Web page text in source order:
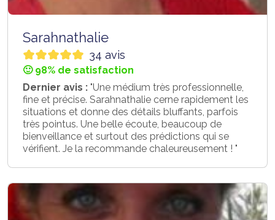
Sarahnathalie
34 avis
🙂 98% de satisfaction
Dernier avis : "Une médium très professionnelle,
fine et précise. Sarahnathalie cerne rapidement les
situations et donne des détails bluffants, parfois
très pointus. Une belle écoute, beaucoup de
bienveillance et surtout des prédictions qui se
vérifient. Je la recommande chaleureusement ! "